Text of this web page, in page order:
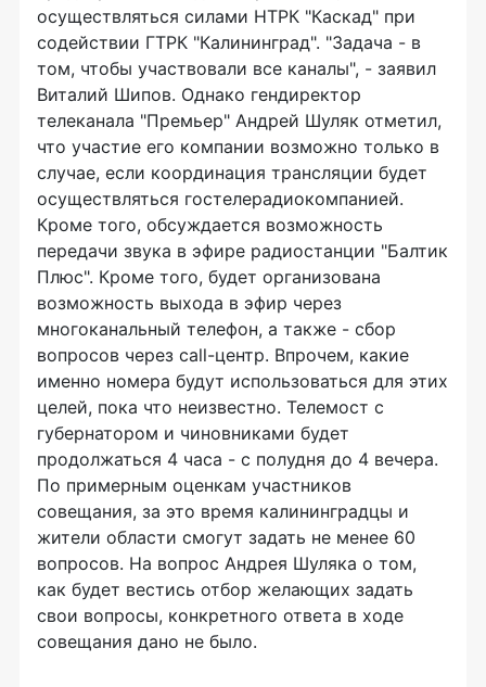
осуществляться силами НТРК "Каскад" при
содействии ГТРК "Калининград". "Задача - в
том, чтобы участвовали все каналы", - заявил
Виталий Шипов. Однако гендиректор
телеканала "Премьер" Андрей Шуляк отметил,
что участие его компании возможно только в
случае, если координация трансляции будет
осуществляться гостелерадиокомпанией.
Кроме того, обсуждается возможность
передачи звука в эфире радиостанции "Балтик
Плюс". Кроме того, будет организована
возможность выхода в эфир через
многоканальный телефон, а также - сбор
вопросов через call-центр. Впрочем, какие
именно номера будут использоваться для этих
целей, пока что неизвестно. Телемост с
губернатором и чиновниками будет
продолжаться 4 часа - с полудня до 4 вечера.
По примерным оценкам участников
совещания, за это время калининградцы и
жители области смогут задать не менее 60
вопросов. На вопрос Андрея Шуляка о том,
как будет вестись отбор желающих задать
свои вопросы, конкретного ответа в ходе
совещания дано не было.